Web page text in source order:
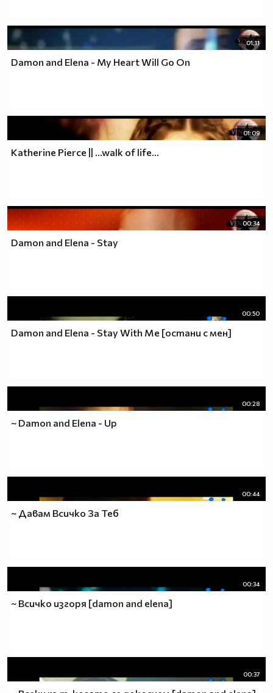
01:11
Damon and Elena - My Heart Will Go On
01:09
Katherine Pierce || ...walk of life...
00:34
Damon and Elena - Stay
00:50
Damon and Elena - Stay With Me [остани с мен]
00:28
~ Damon and Elena - Up
00:44
~ Давам Всичко За Теб
00:34
~ Всичко изгоря [damon and elena]
00:37